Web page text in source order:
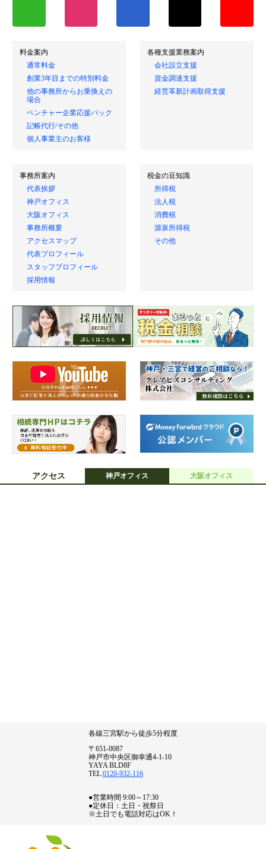
料金案内
通常料金
創業3年目までの特別料金
他の事務所からお乗換えの
場合
ベンチャー企業応援パック
記帳代行/その他
個人事業主のお客様
各種支援業務案内
会社設立支援
資金調達支援
経営革新計画取得支援
事務所案内
代表挨拶
神戸オフィス
大阪オフィス
事務所概要
アクセスマップ
代表プロフィール
スタッフプロフィール
採用情報
税金の豆知識
所得税
法人税
消費税
源泉所得税
その他
アクセス 神戸オフィス 大阪オフィス
各線三宮駅から徒歩5分程度
〒651-0087
神戸市中央区御幸通4-1-10
YAYA BLD8F
TEL.0120-932-116
●営業時間 9:00～17:30
●定休日：土日・祝祭日
※土日でも電話対応はOK！